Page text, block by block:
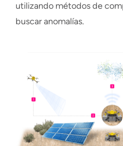
utilizando métodos de
buscar anomalías.